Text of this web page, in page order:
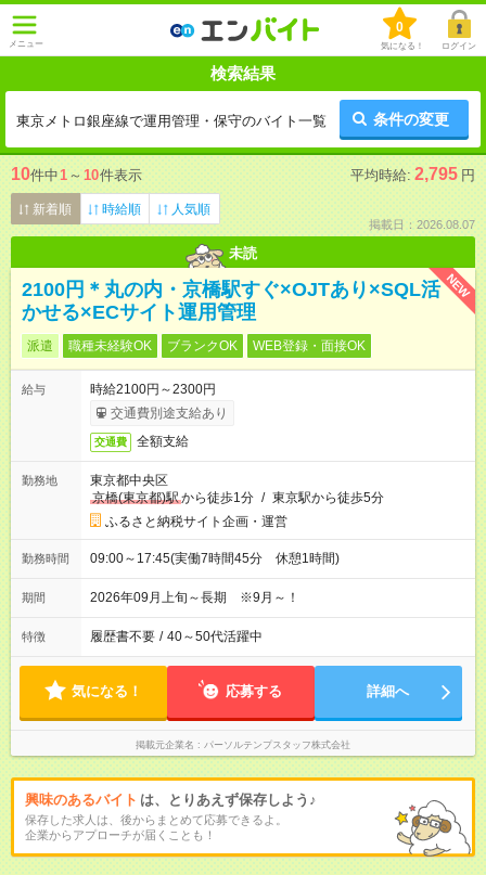
メニュー
0
気になる！ ログイン
検索結果
東京メトロ銀座線で運用管理・保守のバイト一覧 条件の変更
10件中1 ～ 10件表示 平均時給: 2,795 円
新着順 時給順 人気順
掲載日：2026.08.07
未読
NEW
2100円＊丸の内・京橋駅すぐ×OJTあり×SQL活
かせる×ECサイト運用管理
派遣 職種未経験OK ブランクOK WEB登録・面接OK
給与
時給2100円～2300円
交通費別途支給あり
交通費 全額支給
勤務地
東京都中央区
京橋(東京都)駅から徒歩1分 / 東京駅から徒歩5分
ふるさと納税サイト企画・運営
勤務時間 09:00～17:45(実働7時間45分 休憩1時間)
期間 2026年09月上旬～長期 ※9月～！
特徴 履歴書不要 / 40～50代活躍中
気になる！ 応募する 詳細へ
掲載元企業名 パーソルテンプスタッフ株式会社
興味のあるバイト は、とりあえず保存しよう♪
保存した求人は、後からまとめて応募できるよ。
企業からアプローチが届くことも！